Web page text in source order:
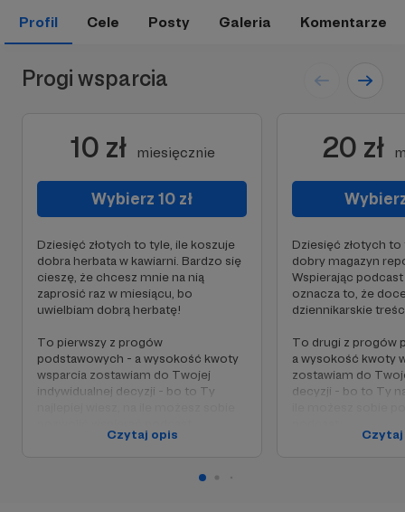
Profil Cele Posty Galeria Komentarze
Progi wsparcia
10 zł miesięcznie
Wybierz 10 zł
Dziesięć złotych to tyle, ile koszuje
dobra herbata w kawiarni. Bardzo się
cieszę, że chcesz mnie na nią
zaprosić raz w miesiącu, bo
uwielbiam dobrą herbatę!
To pierwszy z progów
podstawowych - a wysokość kwoty
wsparcia zostawiam do Twojej
indywidualnej decyzji - bo to Ty
specjalnej grupy na Facebooku,
Czytaj opis
20 zł
Dziesięć złotych
dobry magazyn
Wspierając
oznacza to, że
dziennikarskie
To drugi z progów
a wysokość kwoty
zostawiam do
decyzji - bo to Ty